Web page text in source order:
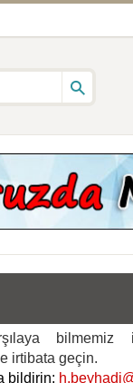
irtibata geçin.
bildirin: